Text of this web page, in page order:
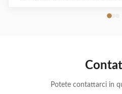
approvvigionamento stabile La
Potete contattarci in